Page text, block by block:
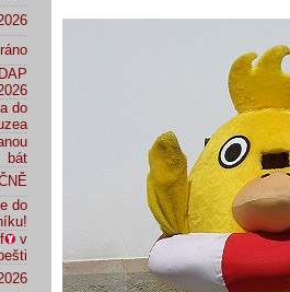
do
bát
do
v